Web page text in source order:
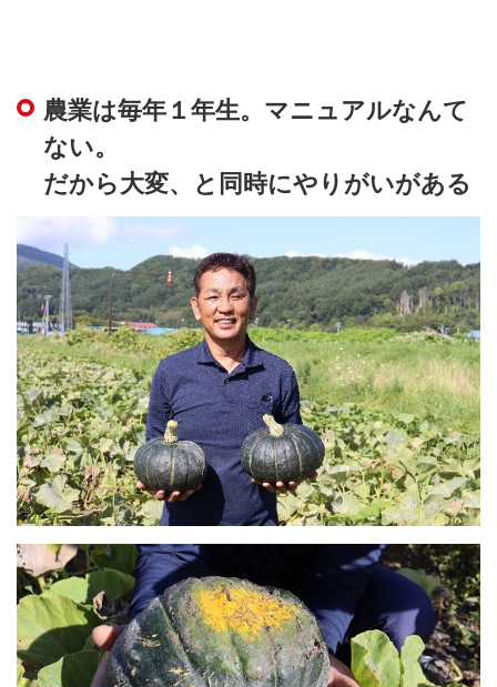
農業は毎年１年生。マニュアルなんて
ない。
だから大変、と同時にやりがいがある